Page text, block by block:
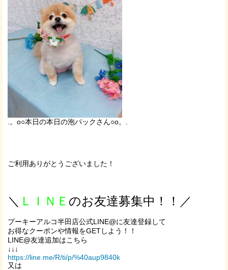
.。o○本日の本日の泡パックさん○o。.
ご利用ありがとうございました！
＼ ＬＩＮＥ のお友達募集中！！／
プーキーアルコ半田店公式LINE@に友達登録して
お得なクーポンや情報をGETしよう！！
LINE@友達追加はこちら
↓↓↓
https://line.me/R/ti/p/%40aup9840k
又は